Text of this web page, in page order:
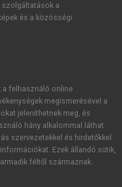
akcióiról.
Zrt. újdonságairól,
a
és a közösségi
a felhasználó online
megismerésével a
jeleníthetnek meg, és
hány alkalommal láthat
szervezetekkel és hirdetőkkel
Ezek állandó sütik,
féltől származnak.